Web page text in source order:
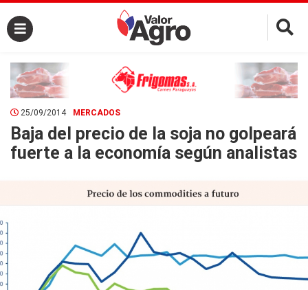
×
25/09/2014 MERCADOS
Baja del precio de la soja no golpeará
fuerte a la economía según analistas